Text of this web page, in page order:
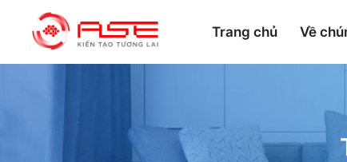
Trang chủ Về